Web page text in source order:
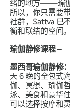
绪的地方——瑜伽
所以，你只需要
社群，Sattva 已
衡和联结的空间
瑜伽静修课程 –
墨西哥瑜伽静修
天 6 晚的全包式
伽、冥想、瑜伽
泳、美食和豪华
可以选择按摩和